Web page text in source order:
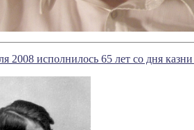
2008 исполнилось 65 лет со дня